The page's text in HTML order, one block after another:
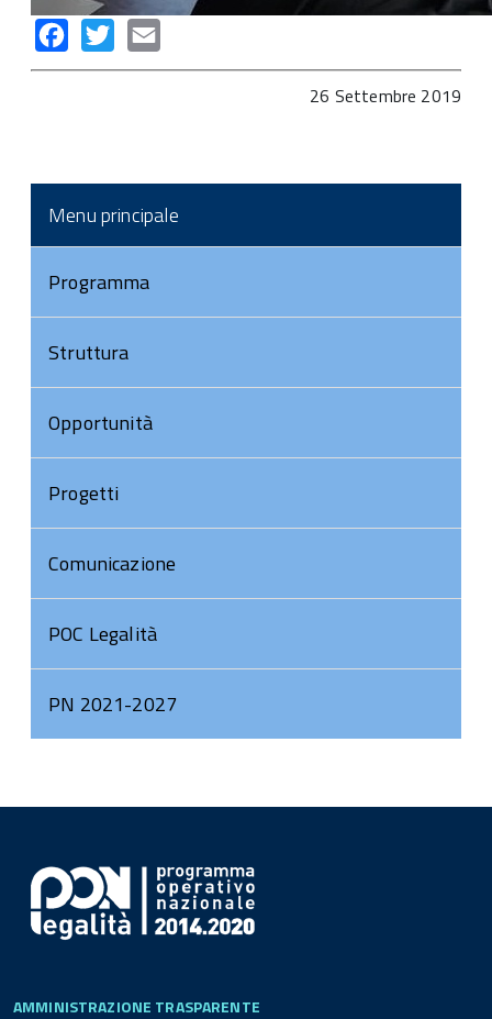
FacebookTwitter
26 Settembre 2019
Menu principale
Programma
Struttura
Opportunità
Progetti
Comunicazione
POC Legalità
PN 2021-2027
AMMINISTRAZIONE TRASPARENTE